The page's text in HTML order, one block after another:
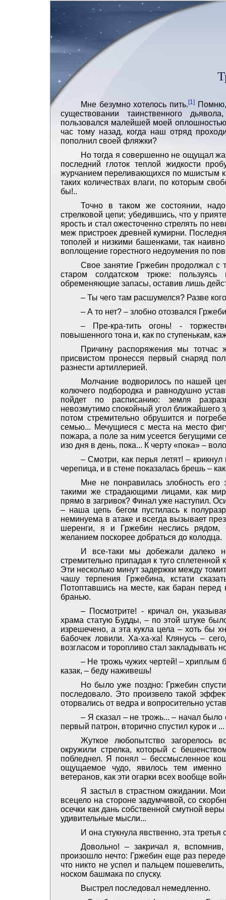
Мне безумно хотелось пить.[1]
существовании таинственного
пользовался малейшей моей
час тому назад, когда наш отряд
пополнил своей фляжки?
Но тогда я совершенно не ощущал
последний глоток теплой жидкости
журчанием переливающихся по мшистым
таких количествах влаги, по которым
бы!..
Точно в таком же состоянии,
стрелковой цепи; убедившись, что у
ярость и стал ожесточенно стрелять по
меж пристроек древней кумирни.
тополей и низкими башенками, так
воплощение горестного недоумения по
Свое занятие Гржебин продолжал с
старом солдатском трюке:
обременяющие запасы, оставив лишь
– Ты чего там расшумелся? Разве
– А то нет? – злобно отозвался
– Пре-кра-тить огонь! -
повышенного тона и, как по ступенькам,
Причину распоряжения мы
присвистом пронесся первый снаряд
разнести артиллерией.
Молчание водворилось по нашей
колючего подбородка и равнодушно
пойдет по расписанию: земля
невозмутимо спокойный угол ближайшего
потом стремительно обрушится и
семью... Мечущиеся с места на место
пожара, а поле за ним усеется бегущими
изо дня в день, пока... К черту «пока» –
– Смотри, как перья летят! –
черепица, и в стене показалась брешь –
Мне не понравилась злобность
такими же страдающими лицами, как
прямо в загривок? Финал уже наступил.
– наша цепь бегом пустилась к
неминуема в атаке и всегда вызывает
шеренги, я и Гржебин неслись рядом,
желанием поскорее добраться до колодца.
И все-таки мы добежали далеко
стремительно припадая к туго
Эти несколько минут задержки между
чашу терпения Гржебина, кстати
Потоптавшись на месте, как баран
бранью.
– Посмотрите! - кричал он,
храма статую Будды, – по этой штуке
изрешечено, а эта кукла цела – ­хоть бы
бабочек ловили. Ха-ха-ха! Клянусь –
возгласом и торопливо стал закладывать
– Не трожь чужих чертей! – хриплым
казак, – беду наживешь!
Но было уже поздно: Гржебин
последовало. Это произвело такой
оторвались от ведра и вопросительно
– Я сказал – не трожь... – начал
первый патрон, вторично спустил курок и ...
Жуткое любопытство загорелось
окружили стрелка, который с
побледнел. Я понял – бессмысленное
ощущаемое чудо, явилось тем именно
ветеранов, как эти огарки всех вообще
Я застыл в страстном ожидании.
всецело на стороне задумчивой, со
осечки как дань собственной смутной
удивительные мысли...
И она стукнула явственно, эта третья
­Довольно! – закричал я,
произошло нечто: Гржебин еще раз
что никто не успел и пальцем
носком башмака по спуску.
Выстрел последовал немедленно.